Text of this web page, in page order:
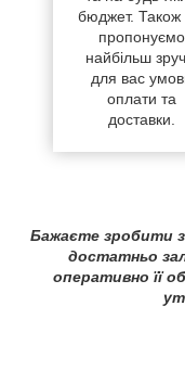
бюджет. Також
пропонуємо
найбільш
для вас
оплати та
доставки.
Бажаєте зробити
достатньо
оперативно її